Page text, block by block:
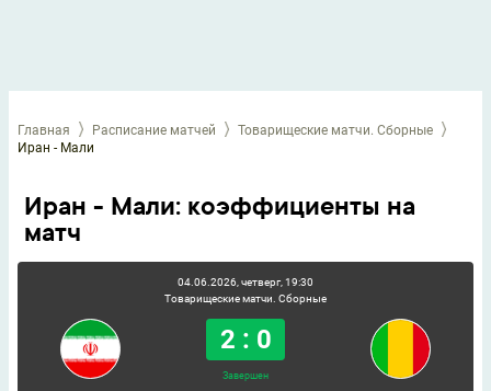
Главная Расписание матчей
Товарищеские матчи. Сборные
Иран - Мали
Иран - Мали: коэффициенты на
матч
04.06.2026, четверг, 19:30
Товарищеские матчи. Сборные
2 : 0
Завершен